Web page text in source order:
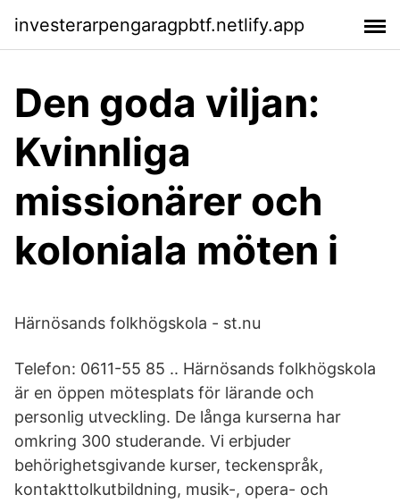
investerarpengaragpbtf.netlify.app
Den goda viljan:
Kvinnliga
missionärer och
koloniala möten i
Härnösands folkhögskola - st.nu
Telefon: 0611-55 85 .. Härnösands folkhögskola
är en öppen mötesplats för lärande och
personlig utveckling. De långa kurserna har
omkring 300 studerande. Vi erbjuder
behörighetsgivande kurser, teckenspråk,
kontakttolkutbildning, musik-, opera- och